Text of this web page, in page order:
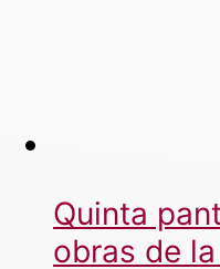
Quinta
obras de